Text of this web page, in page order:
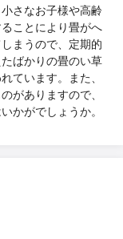
さなお子様や高齢
ことにより畳がへ
まうので、定期的
ばかりの畳のい草
ています。また、
がありますので、
かがでしょうか。